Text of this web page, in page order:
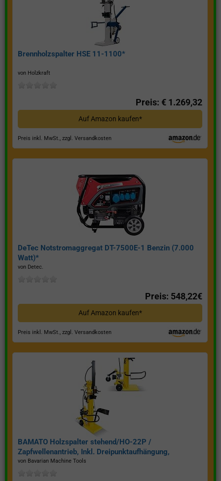
Brennholzspalter HSE 11-1100*
von Holzkraft
Preis: € 1.269,32
Auf Amazon kaufen*
Preis inkl. MwSt., zzgl. Versandkosten
DeTec Notstromaggregat DT-7500E-1 Benzin (7.000
Watt)*
von Detec.
Preis: 548,22€
Auf Amazon kaufen*
Preis inkl. MwSt., zzgl. Versandkosten
BAMATO Holzspalter stehend/HO-22P /
Zapfwellenantrieb, Inkl. Dreipunktaufhängung,
Spaltkraft 22 Tonnen*
von Bavarian Machine Tools